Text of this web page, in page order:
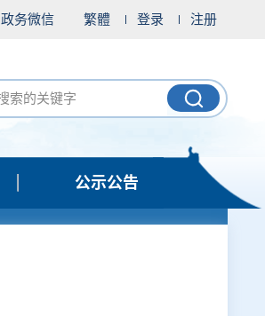
政务微信 繁體 登录 注册
公示公告